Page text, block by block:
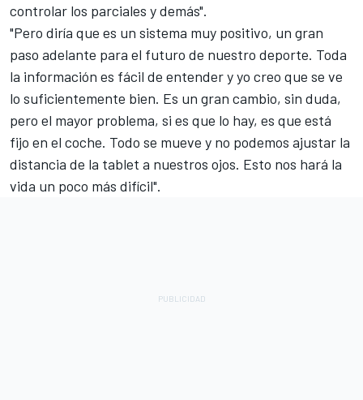
controlar los parciales y demás".
"Pero diría que es un sistema muy positivo, un gran
paso adelante para el futuro de nuestro deporte. Toda
la información es fácil de entender y yo creo que se ve
lo suficientemente bien. Es un gran cambio, sin duda,
pero el mayor problema, si es que lo hay, es que está
fijo en el coche. Todo se mueve y no podemos ajustar la
distancia de la tablet a nuestros ojos. Esto nos hará la
vida un poco más difícil".